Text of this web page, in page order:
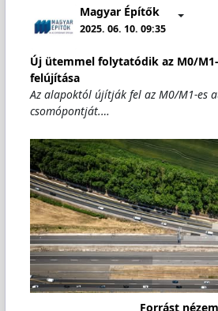
Magyar Építők
2025. 06. 10. 09:35
Új ütemmel folytatódik az M0/
felújítása
Az alapoktól újítják fel az M0/M1-es
csomópontját.…
Forrást